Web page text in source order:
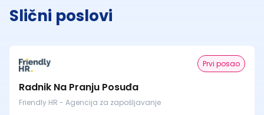
Slični poslovi
Prvi posao
Radnik Na Pranju Posuđa
Friendly HR - Agencija za zapošljavanje